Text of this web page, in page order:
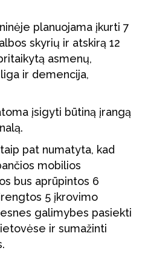
planuojama įkurti 7
skyrių ir atskirą 12
asmenų,
ir demencija,
įsigyti būtiną įrangą
pat numatyta, kad
mobilios
bus aprūpintos 6
5 įkrovimo
galimybes pasiekti
ir sumažinti